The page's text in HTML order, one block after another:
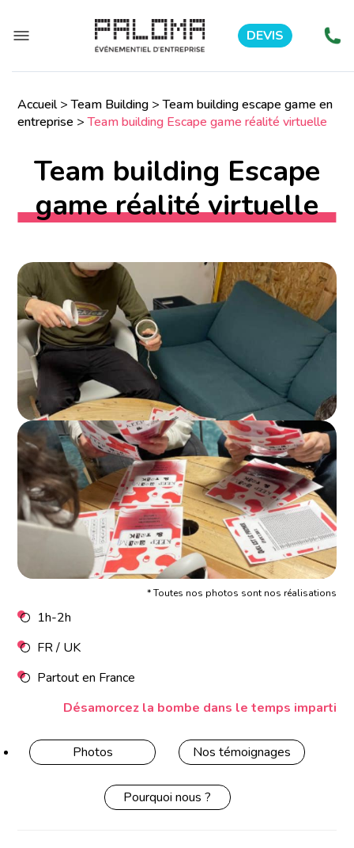
DEVIS
Accueil >Team Building >Team building escape game en
entreprise >Team building Escape game réalité virtuelle
Team building Escape
game réalité virtuelle
* Toutes nos photos sont nos réalisations
1h-2h
FR / UK
Partout en France
Désamorcez la bombe dans le temps imparti
Photos Nos témoignages
Pourquoi nous ?